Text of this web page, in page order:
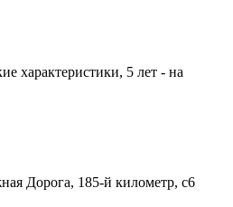
характеристики, 5 лет - на
Дорога, 185-й километр, с6